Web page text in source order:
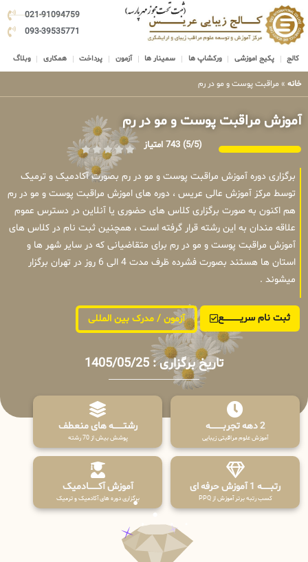
021-91094759
093-39535771
کالج پکیج اموزشی ورکشاپ ها سمینار ها آزمون پرداخت همکاری وبلاگ
خانه » مراقبت پوست و مو در رم
آموزش مراقبت پوست و مو در رم
(5/5) 743 امتیاز
برگزاری دوره آموزش مراقبت پوست و مو در رم بصورت آکادمیک و ترمیک
توسط مرکز آموزش عالی عریس ، دوره های اموزش مراقبت پوست و مو در رم
هم اکنون به صورت برگزاری کلاس های حضوری یا آنلاین در دسترس عموم
علاقه مندان به این رشته قرار گرفته است ، همچنین ثبت نام در کلاس های
آموزش مراقبت پوست و مو در رم برای متقاضیانی که در سایر شهر ها و
استان ها هستند بصورت فشرده ظرف مدت 4 الی 6 روز در تهران برگزار
میشوند .
ثبت نام سریــــــــــــع آزمون / مدرک بین المللی
تاریخ برگزاری : 1405/05/25
2 دهه تجربـــــــــه
آموزش علوم مراقبتی زیبایی
رشتـــــــه های منعطف
پوشش بیش از 70 رشته
رتبــــــه 1 آموزش حرفه ای
کسب رتبه برتر آموزش از PPQ
آموزش آکـــــــادمیک
برگزاری دوره های آکادمیک و ترمیک